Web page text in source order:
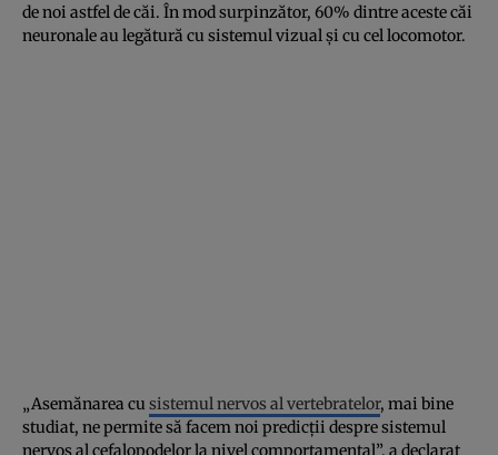
de noi astfel de căi. În mod surpinzător, 60% dintre aceste căi
neuronale au legătură cu sistemul vizual şi cu cel locomotor.
„Asemănarea cu sistemul nervos al vertebratelor, mai bine
studiat, ne permite să facem noi predicţii despre sistemul
nervos al cefalopodelor la nivel comportamental”, a declarat